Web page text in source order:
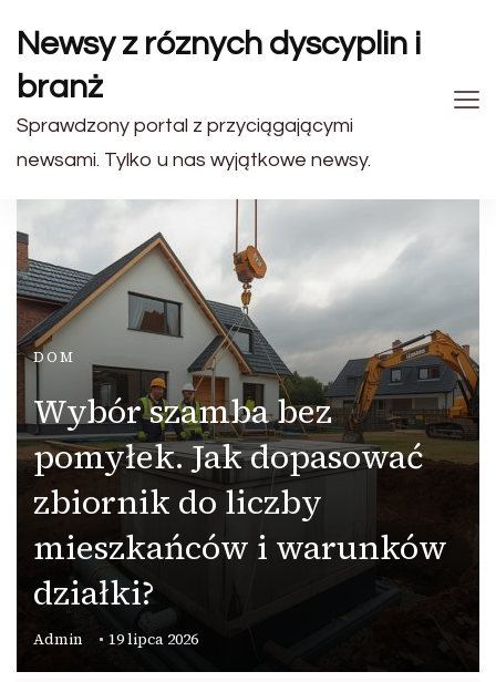
Newsy z róznych dyscyplin i
branż
Sprawdzony portal z przyciągającymi
newsami. Tylko u nas wyjątkowe newsy.
DOM
Wybór szamba bez
pomyłek. Jak dopasować
zbiornik do liczby
mieszkańców i warunków
działki?
Admin 19 lipca 2026